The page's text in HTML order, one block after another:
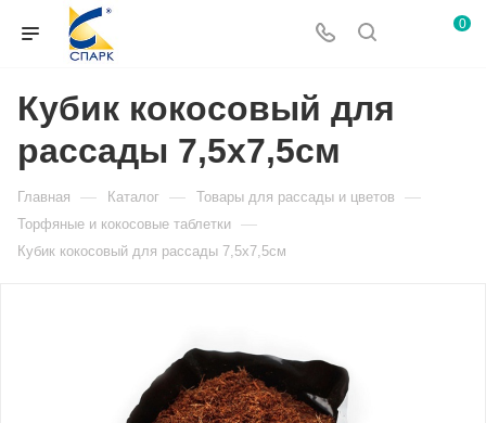
0
Кубик кокосовый для
рассады 7,5х7,5см
Главная — Каталог — Товары для рассады и цветов —
Торфяные и кокосовые таблетки —
Кубик кокосовый для рассады 7,5х7,5см